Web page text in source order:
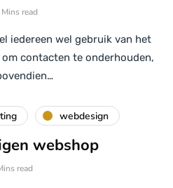
Mins read
iedereen wel gebruik van het
contacten te onderhouden,
webdesign
webshop
read